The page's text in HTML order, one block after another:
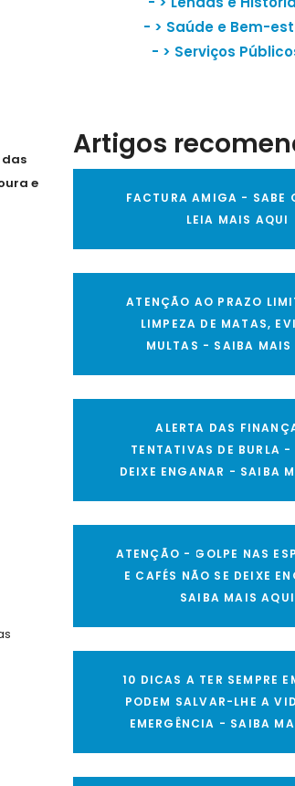
e
- > Saúde e Bem-
- > Serviços
Artigos
FACTURA AMIGA - SABE
LEIA MAIS AQUI
ATENÇÃO AO PRAZO
LIMPEZA DE MATAS,
MULTAS - SAIBA MAIS
ALERTA DAS
TENTATIVAS DE BURLA -
DEIXE ENGANAR - SAIBA
ATENÇÃO - GOLPE NAS
E CAFÉS NÃO SE DEIXE
SAIBA MAIS AQUI
10 DICAS A TER SEMPRE
PODEM SALVAR-LHE A
EMERGÊNCIA - SAIBA